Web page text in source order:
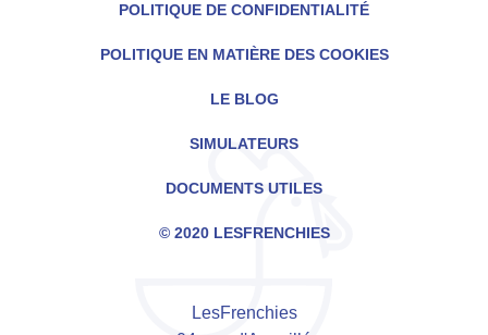
POLITIQUE DE CONFIDENTIALITÉ
POLITIQUE EN MATIÈRE DES COOKIES
LE BLOG
SIMULATEURS
DOCUMENTS UTILES
© 2020 LESFRENCHIES
LesFrenchies